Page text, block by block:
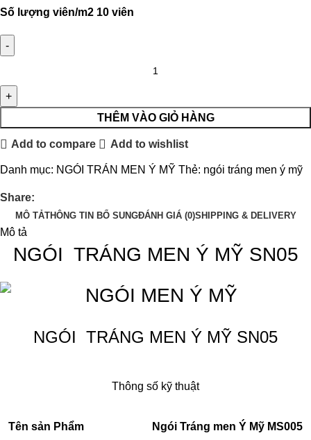
Số lượng viên/m2 10 viên
THÊM VÀO GIỎ HÀNG
Add to compare Add to wishlist
Danh mục: NGÓI TRÁN MEN Ý MỸ Thẻ: ngói tráng men ý mỹ
Share:
MÔ TẢTHÔNG TIN BỔ SUNGĐÁNH GIÁ (0)SHIPPING & DELIVERY
Mô tả
NGÓI TRÁNG MEN Ý MỸ SN05
NGÓI TRÁNG MEN Ý MỸ SN05
Thông số kỹ thuật
Tên sản Phẩm Ngói Tráng men Ý Mỹ MS005